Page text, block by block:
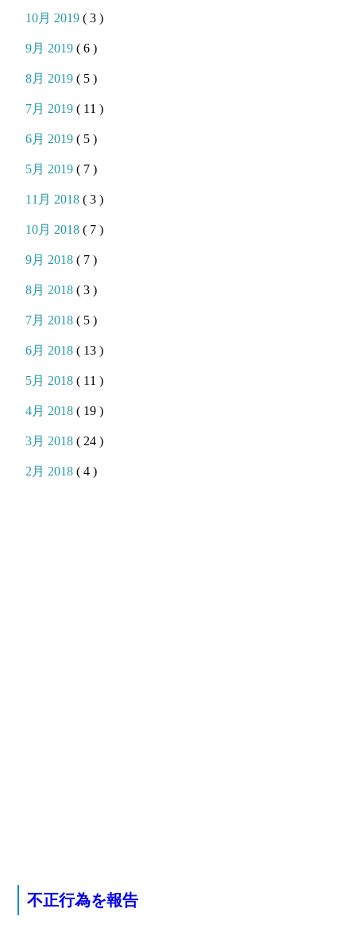
10月 2019( 3 )
9月 2019( 6 )
8月 2019( 5 )
7月 2019( 11 )
6月 2019( 5 )
5月 2019( 7 )
11月 2018( 3 )
10月 2018( 7 )
9月 2018( 7 )
8月 2018( 3 )
7月 2018( 5 )
6月 2018( 13 )
5月 2018( 11 )
4月 2018( 19 )
3月 2018( 24 )
2月 2018( 4 )
不正行為を報告